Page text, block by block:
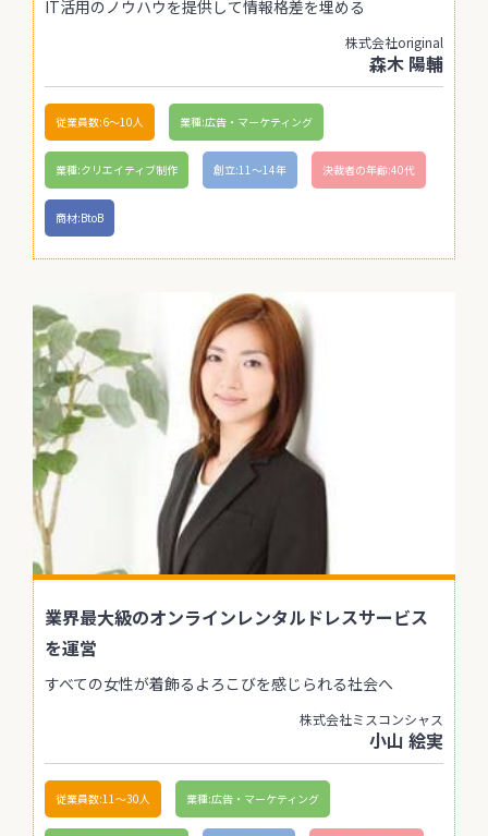
IT活用のノウハウを提供して情報格差を埋める
株式会社original
森木 陽輔
従業員数:6～10人 業種:広告・マーケティング
業種:クリエイティブ制作 創立:11〜14年 決裁者の年齢:40代
商材:BtoB
業界最大級のオンラインレンタルドレスサービス
を運営
すべての女性が着飾るよろこびを感じられる社会へ
株式会社ミスコンシャス
小山 絵実
従業員数:11〜30人 業種:広告・マーケティング